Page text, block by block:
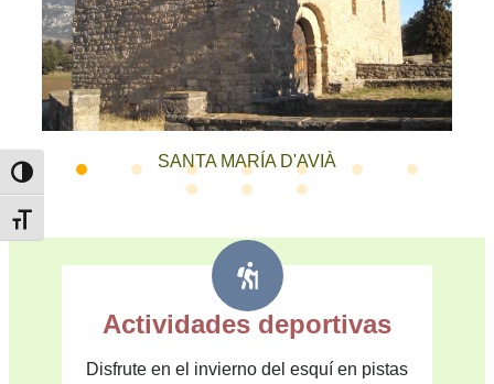
Toggle High Contrast
Toggle Font size
SANTA MARÍA D'AVIÀ
Actividades deportivas
Disfrute en el invierno del esquí en pistas